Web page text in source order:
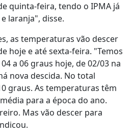
quinta-feira, tendo o IPMA já
laranja", disse.
as temperaturas vão descer
hoje e até sexta-feira. "Temos
a 06 graus hoje, de 02/03 na
nova descida. No total
graus. As temperaturas têm
para a época do ano.
Mas vão descer para